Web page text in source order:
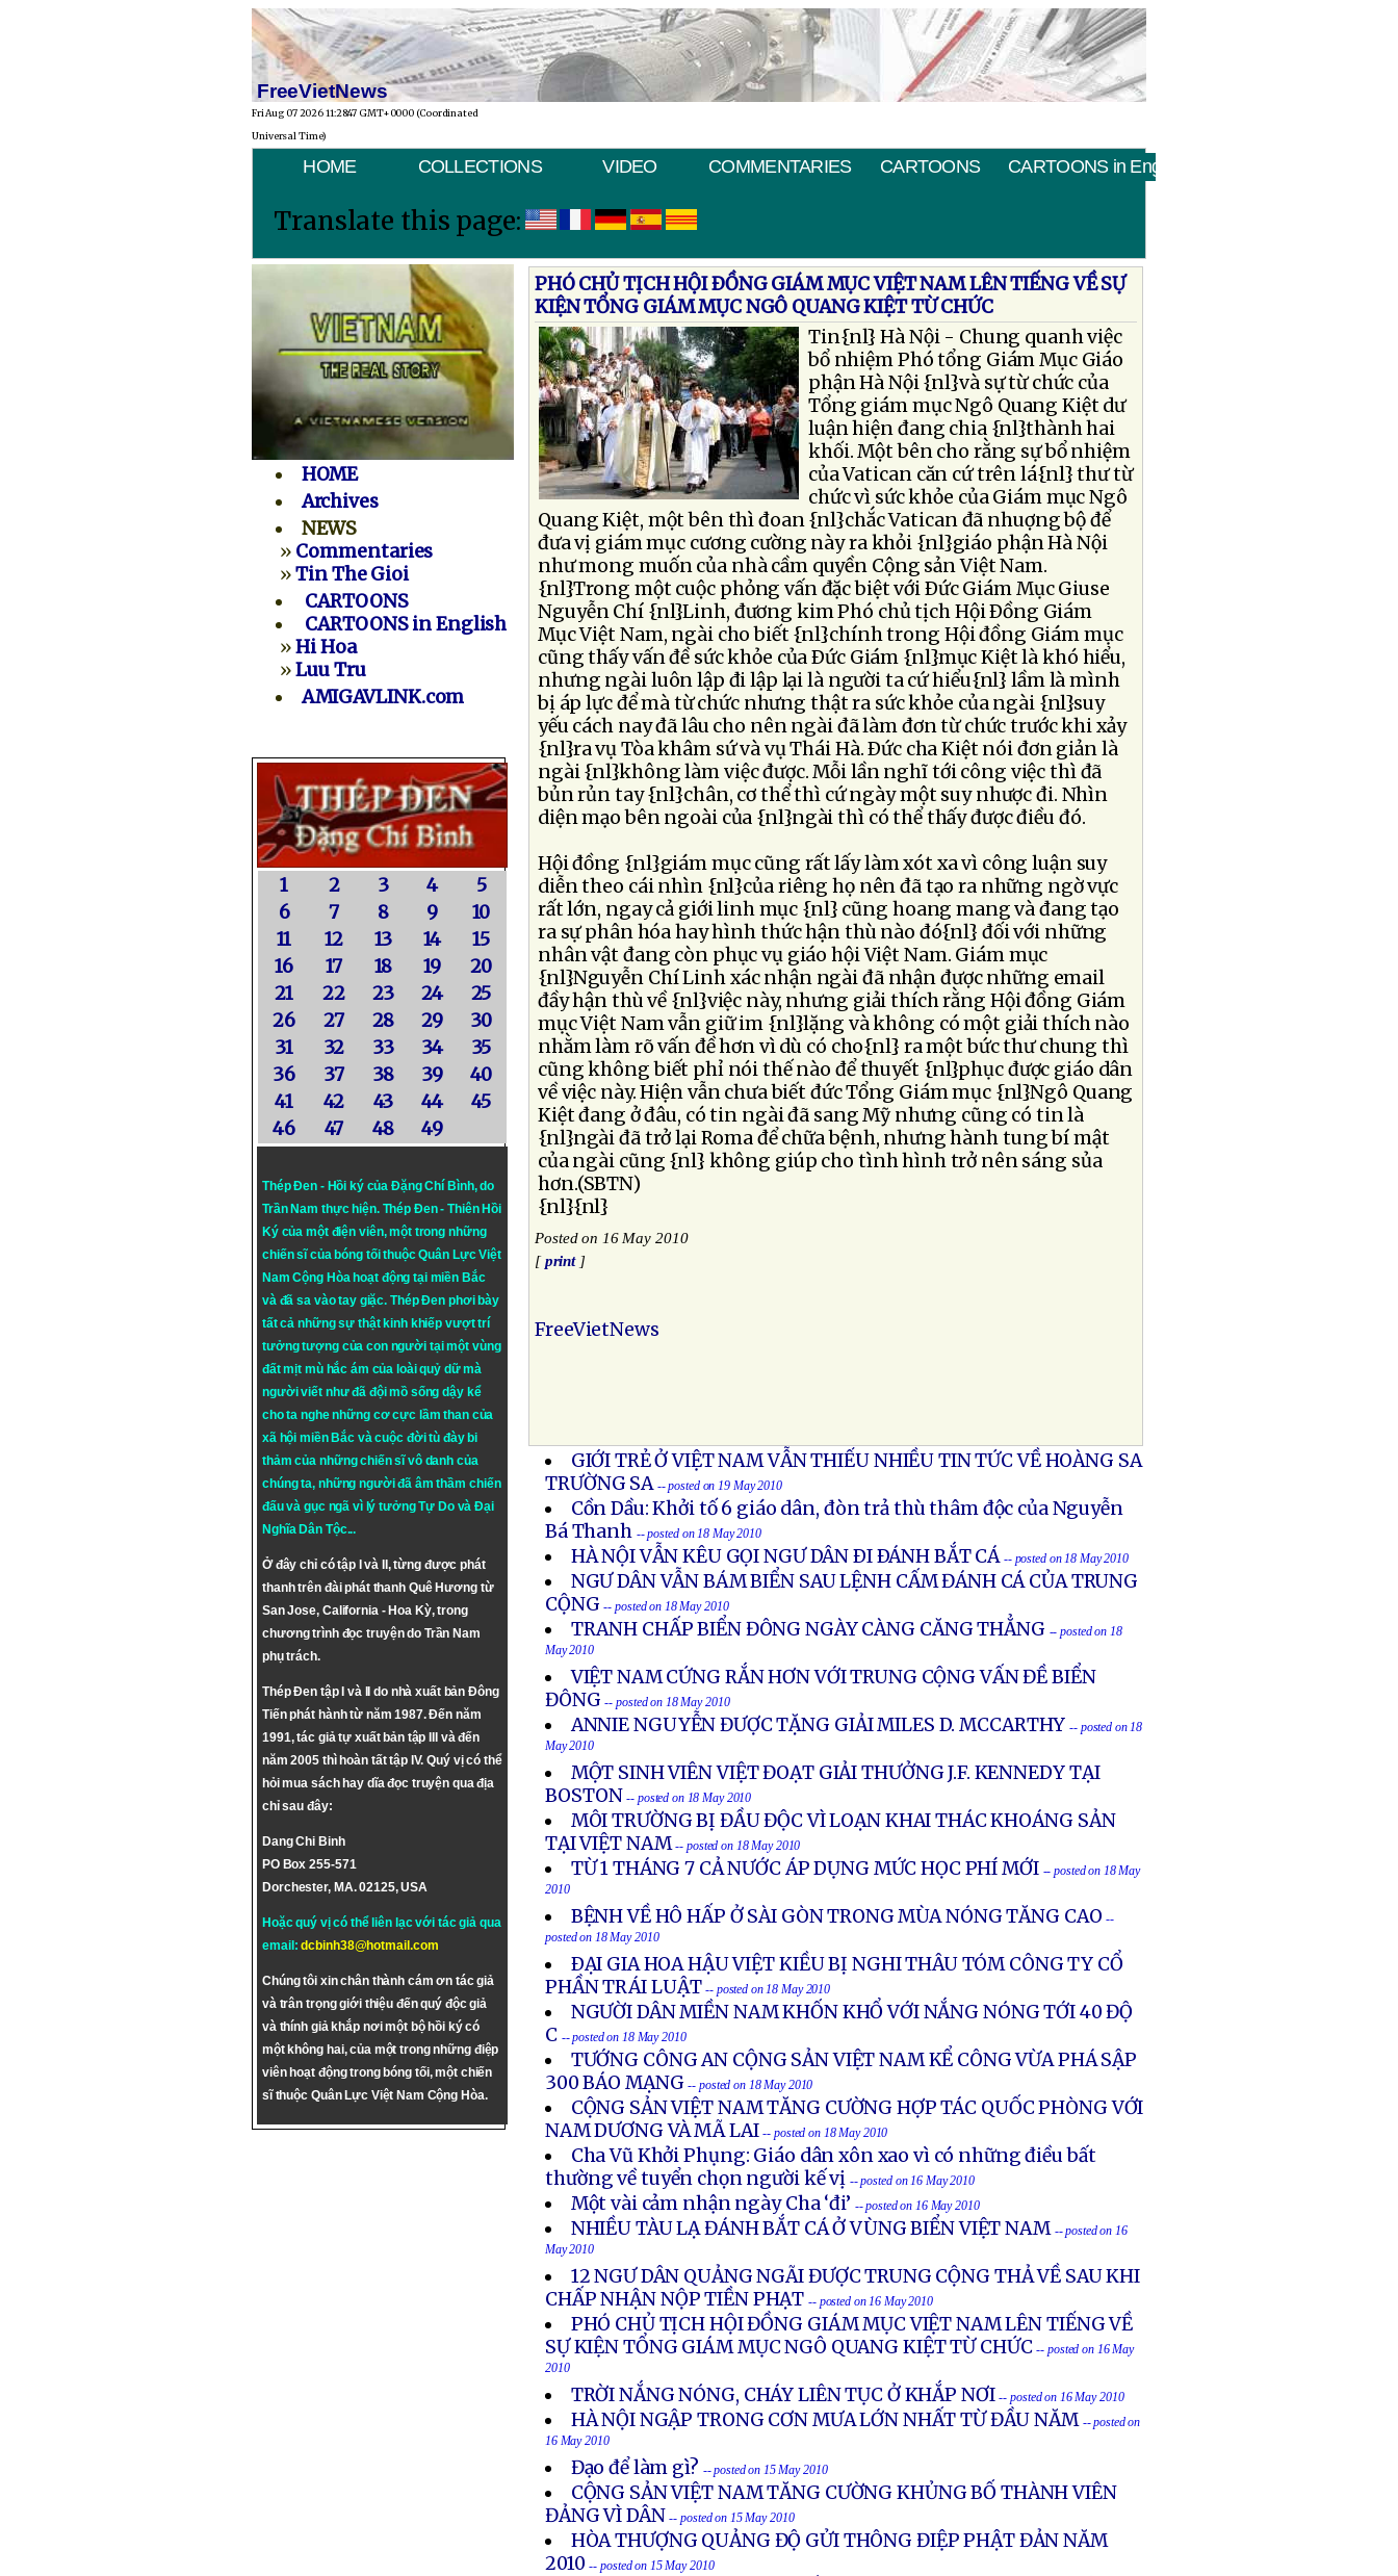
FreeVietNews
Fri Aug 07 2026 11:28:47 GMT+0000 (Coordinated
Universal Time)
HOME COLLECTIONS VIDEO COMMENTARIES CARTOONS CARTOONS in English
Translate this page:
HOME
Archives
NEWS
» Commentaries
»Tin The Gioi
CARTOONS
CARTOONS in English
»Hi Hoa
»Luu Tru
AMIGAVLINK.com
1 2 3 4
5
6
7 8 9
10
11
12 13 14
15
16
17 18 19
20
21
22 23 24
25
26
27 28 29
30
31
32 33 34
35
36
37 38 39
40
41
42 43 44
45
46
47 48 49
Thép Đen - Hồi ký của Đặng Chí Bình, do
Trần Nam thực hiện. Thép Đen- Thiên Hồi
Ký của một điện viên, một trong những
chiến sĩ của bóng tối thuộc Quân Lực Việt
Nam Cộng Hòa hoạt động tại miền Bắc
và đã sa vào tay giặc. Thép Đen phơi bày
tất cả những sự thật kinh khiếp vượt trí
tưởng tượng của con người tại một vùng
đất mịt mù hắc ám của loài quỷ dữ mà
người viết như đã đội mồ sống dậy kể
cho ta nghe những cơ cực lầm than của
xã hội miền Bắc và cuộc đời tù đày bi
thảm của những chiến sĩ vô danh của
chúng ta, những người đã âm thầm chiến
đấu và gục ngã vì lý tưởngTự DovàĐại
Nghĩa Dân Tộc...
Ở đây chỉ có tập I và II, từng được phát
thanh trên đài phát thanh Quê Hương từ
San Jose, California - Hoa Kỳ, trong
chương trình đọc truyện do Trần Nam
phụ trách.
Thép Đen tập I và II do nhà xuất bản Đông
Tiến phát hành từ năm 1987. Đến năm
1991, tác giả tự xuất bản tập III và đến
năm 2005 thì hoàn tất tập IV. Quý vị có thể
hỏi mua sách hay dĩa đọc truyện qua địa
chỉ sau đây:
Dang Chi Binh
PO Box 255-571
Dorchester, MA. 02125, USA
Hoặc quý vị có thể liên lạc với tác giả qua
email:dcbinh38@hotmail.com
Chúng tôi xin chân thành cám ơn tác giả
và trân trọng giới thiệu đến quý độc giả
và thính giả khắp nơi một bộ hồi ký có
một không hai, của một trong những điệp
viên hoạt động trong bóng tối, một chiến
sĩ thuộc Quân Lực Việt Nam Cộng Hòa.
PHÓ CHỦ TỊCH HỘI ÐỒNG GIÁM MỤC VIỆT NAM LÊN TIẾNG VỀ SỰ
KIỆN TỔNG GIÁM MỤC NGÔ QUANG KIỆT TỪ CHỨC
Tin{nl} Hà Nội - Chung quanh việc
bổ nhiệm Phó tổng Giám Mục Giáo
phận Hà Nội {nl}và sự từ chức của
Tổng giám mục Ngô Quang Kiệt dư
luận hiện đang chia {nl}thành hai
khối. Một bên cho rằng sự bổ nhiệm
của Vatican căn cứ trên lá{nl} thư từ
chức vì sức khỏe của Giám mục Ngô
Quang Kiệt, một bên thì đoan {nl}chắc Vatican đã nhuợng bộ để
đưa vị giám mục cương cường này ra khỏi {nl}giáo phận Hà Nội
như mong muốn của nhà cầm quyền Cộng sản Việt Nam.
{nl}Trong một cuộc phỏng vấn đặc biệt với Ðức Giám Mục Giuse
Nguyễn Chí {nl}Linh, đương kim Phó chủ tịch Hội Ðồng Giám
Mục Việt Nam, ngài cho biết {nl}chính trong Hội đồng Giám mục
cũng thấy vấn đề sức khỏe của Ðức Giám {nl}mục Kiệt là khó hiểu,
nhưng ngài luôn lập đi lập lại là người ta cứ hiểu{nl} lầm là mình
bị áp lực để mà từ chức nhưng thật ra sức khỏe của ngài {nl}suy
yếu cách nay đã lâu cho nên ngài đã làm đơn từ chức trước khi xảy
{nl}ra vụ Tòa khâm sứ và vụ Thái Hà. Ðức cha Kiệt nói đơn giản là
ngài {nl}không làm việc được. Mỗi lần nghĩ tới công việc thì đã
bủn rủn tay {nl}chân, cơ thể thì cứ ngày một suy nhược đi. Nhìn
diện mạo bên ngoài của {nl}ngài thì có thể thấy được điều đó.
Hội đồng {nl}giám mục cũng rất lấy làm xót xa vì công luận suy
diễn theo cái nhìn {nl}của riêng họ nên đã tạo ra những ngờ vực
rất lớn, ngay cả giới linh mục {nl} cũng hoang mang và đang tạo
ra sự phân hóa hay hình thức hận thù nào đó{nl} đối với những
nhân vật đang còn phục vụ giáo hội Việt Nam. Giám mục
{nl}Nguyễn Chí Linh xác nhận ngài đã nhận được những email
đầy hận thù về {nl}việc này, nhưng giải thích rằng Hội đồng Giám
mục Việt Nam vẫn giữ im {nl}lặng và không có một giải thích nào
nhằm làm rõ vấn đề hơn vì dù có cho{nl} ra một bức thư chung thì
cũng không biết phỉ nói thế nào để thuyết {nl}phục được giáo dân
về việc này. Hiện vẫn chưa biết đức Tổng Giám mục {nl}Ngô Quang
Kiệt đang ở đâu, có tin ngài đã sang Mỹ nhưng cũng có tin là
{nl}ngài đã trở lại Roma để chữa bệnh, nhưng hành tung bí mật
của ngài cũng {nl} không giúp cho tình hình trở nên sáng sủa
hơn.(SBTN)
{nl}{nl}
Posted on 16 May 2010
[print]
FreeVietNews
GIỚI TRẺ Ở VIỆT NAM VẪN THIẾU NHIỀU TIN TỨC VỀ HOÀNG SA
TRƯỜNG SA -- posted on 19 May 2010
Cồn Dầu: Khởi tố 6 giáo dân, đòn trả thù thâm độc của Nguyễn
Bá Thanh -- posted on 18 May 2010
HÀ NỘI VẪN KÊU GỌI NGƯ DÂN ÐI ÐÁNH BẮT CÁ -- posted on 18 May 2010
NGƯ DÂN VẪN BÁM BIỂN SAU LỆNH CẤM ĐÁNH CÁ CỦA TRUNG
CỘNG -- posted on 18 May 2010
TRANH CHẤP BIỂN ĐÔNG NGÀY CÀNG CĂNG THẲNG -- posted on 18
May 2010
VIỆT NAM CỨNG RẮN HƠN VỚI TRUNG CỘNG VẤN ĐỀ BIỂN
ĐÔNG -- posted on 18 May 2010
ANNIE NGUYỄN ĐƯỢC TẶNG GIẢI MILES D. MCCARTHY -- posted on 18
May 2010
MỘT SINH VIÊN VIỆT ĐOẠT GIẢI THƯỞNG J.F. KENNEDY TẠI
BOSTON -- posted on 18 May 2010
MÔI TRƯỜNG BỊ ĐẦU ĐỘC VÌ LOẠN KHAI THÁC KHOÁNG SẢN
TẠI VIỆT NAM -- posted on 18 May 2010
TỪ 1 THÁNG 7 CẢ NƯỚC ÁP DỤNG MỨC HỌC PHÍ MỚI -- posted on 18 May
2010
BỆNH VỀ HÔ HẤP Ở SÀI GÒN TRONG MÙA NÓNG TĂNG CAO --
posted on 18 May 2010
ÐẠI GIA HOA HẬU VIỆT KIỀU BỊ NGHI THÂU TÓM CÔNG TY CỔ
PHẦN TRÁI LUẬT -- posted on 18 May 2010
NGƯỜI DÂN MIỀN NAM KHỐN KHỔ VỚI NẮNG NÓNG TỚI 40 ĐỘ
C -- posted on 18 May 2010
TƯỚNG CÔNG AN CỘNG SẢN VIỆT NAM KỂ CÔNG VỪA PHÁ SẬP
300 BÁO MẠNG -- posted on 18 May 2010
CỘNG SẢN VIỆT NAM TĂNG CƯỜNG HỢP TÁC QUỐC PHÒNG VỚI
NAM DƯƠNG VÀ MÃ LAI -- posted on 18 May 2010
Cha Vũ Khởi Phụng: Giáo dân xôn xao vì có những điều bất
thường về tuyển chọn người kế vị -- posted on 16 May 2010
Một vài cảm nhận ngày Cha ‘đi’ -- posted on 16 May 2010
NHIỀU TÀU LẠ ĐÁNH BẮT CÁ Ở VÙNG BIỂN VIỆT NAM -- posted on 16
May 2010
12 NGƯ DÂN QUẢNG NGÃI ĐƯỢC TRUNG CỘNG THẢ VỀ SAU KHI
CHẤP NHẬN NỘP TIỀN PHẠT -- posted on 16 May 2010
PHÓ CHỦ TỊCH HỘI ĐỒNG GIÁM MỤC VIỆT NAM LÊN TIẾNG VỀ
SỰ KIỆN TỔNG GIÁM MỤC NGÔ QUANG KIỆT TỪ CHỨC -- posted on 16 May
2010
TRỜI NẮNG NÓNG, CHÁY LIÊN TỤC Ở KHẮP NƠI -- posted on 16 May 2010
HÀ NỘI NGẬP TRONG CƠN MƯA LỚN NHẤT TỪ ĐẦU NĂM -- posted on
16 May 2010
Đạo để làm gì? -- posted on 15 May 2010
CỘNG SẢN VIỆT NAM TĂNG CƯỜNG KHỦNG BỐ THÀNH VIÊN
ĐẢNG VÌ DÂN -- posted on 15 May 2010
HÒA THƯỢNG QUẢNG ĐỘ GỬI THÔNG ĐIỆP PHẬT ĐẢN NĂM
2010 -- posted on 15 May 2010